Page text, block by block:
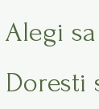
Alegi
Doresti